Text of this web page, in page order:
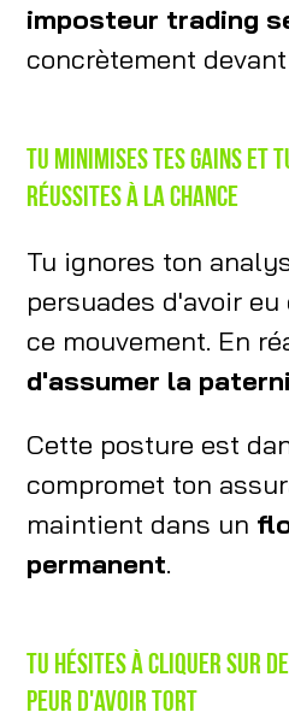
imposteur trading
concrètement
Tu minimises tes gains
réussites à la chance
Tu ignores ton
persuades d'avoir
ce mouvement. En
d'assumer la
Cette posture est
compromet ton
maintient dans un
permanent.
Tu hésites à cliquer sur
peur d'avoir tort